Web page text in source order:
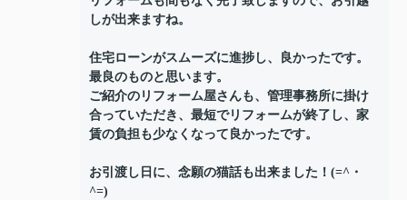
しが出来ますね。
住宅ローンがスムーズに進捗し、良かったです。
最良のものと思います。
ご紹介のリフォーム屋さんも、管理事務所に掛け
合っていただき、最短でリフォームが終了し、家
賃の負担も少なくなって良かったです。
お引渡し日に、念願の猫話も出来ました！(=^・
^=)